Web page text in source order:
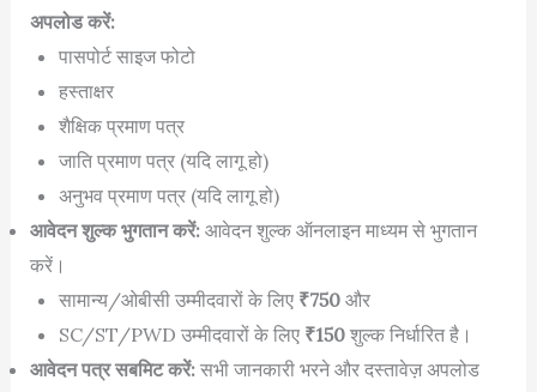
अपलोड करें:
पासपोर्ट साइज फोटो
हस्ताक्षर
शैक्षिक प्रमाण पत्र
जाति प्रमाण पत्र (यदि लागू हो)
अनुभव प्रमाण पत्र (यदि लागू हो)
आवेदन शुल्क भुगतान करें: आवेदन शुल्क ऑनलाइन माध्यम से भुगतान
करें।
सामान्य/ओबीसी उम्मीदवारों के लिए ₹750और
SC/ST/PWD उम्मीदवारों के लिए ₹150शुल्क निर्धारित है।
आवेदन पत्र सबमिट करें: सभी जानकारी भरने और दस्तावेज़ अपलोड